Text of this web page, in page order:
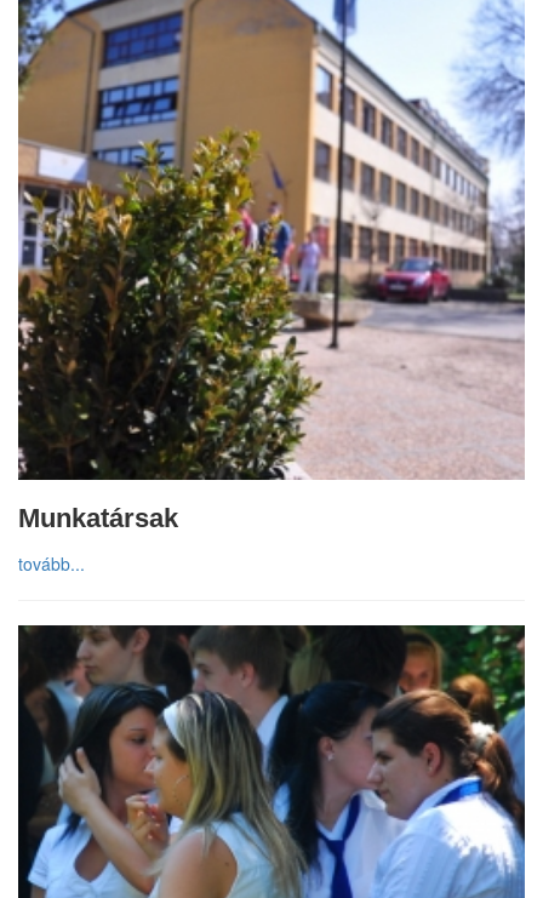
Munkatársak
tovább...